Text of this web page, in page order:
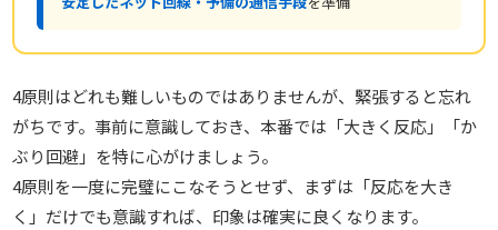
4原則はどれも難しいものではありませんが、緊張すると忘れ
がちです。事前に意識しておき、本番では「大きく反応」「か
ぶり回避」を特に心がけましょう。
4原則を一度に完璧にこなそうとせず、まずは「反応を大き
く」だけでも意識すれば、印象は確実に良くなります。